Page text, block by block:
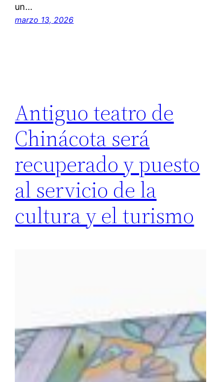
un…
marzo 13, 2026
Antiguo teatro de
Chinácota será
recuperado y puesto
al servicio de la
cultura y el turismo